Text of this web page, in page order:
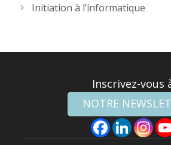
Initiation à l’informatique
Inscrivez-vous
NOTRE